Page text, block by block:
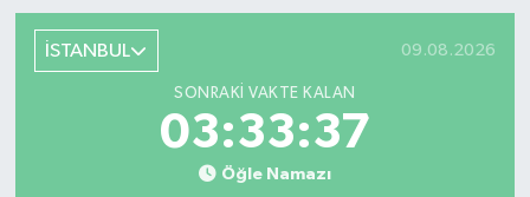
İSTANBUL 09.08.2026
SONRAKI VAKTE KALAN
03:33:36
Öğle Namazı